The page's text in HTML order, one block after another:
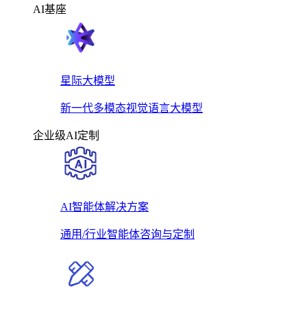
AI基座
星际大模型
新一代多模态视觉语言大模型
企业级AI定制
AI智能体解决方案
通用/行业智能体咨询与定制